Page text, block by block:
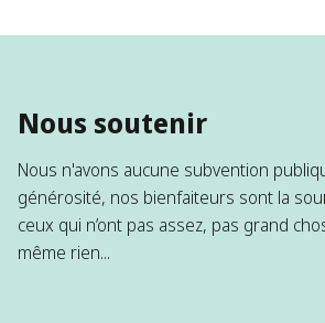
Nous soutenir
Nous n'avons aucune subvention
générosité, nos bienfaiteurs sont la
ceux qui n’ont pas assez, pas grand
même rien...